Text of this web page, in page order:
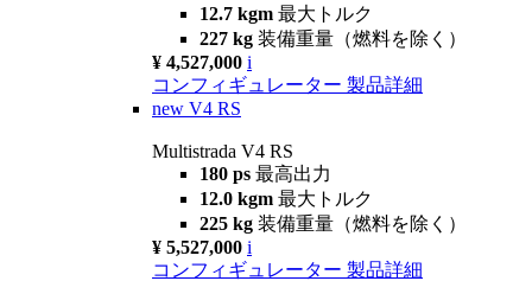
12.7 kgm 最大トルク
227 kg 装備重量（燃料を除く）
¥ 4,527,000 i
コンフィギュレーター 製品詳細
new V4 RS
Multistrada V4 RS
180 ps 最高出力
12.0 kgm 最大トルク
225 kg 装備重量（燃料を除く）
¥ 5,527,000 i
コンフィギュレーター 製品詳細